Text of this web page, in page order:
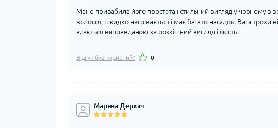
Мене привабила його простота і стильний вигляд у чорному з
волосся, швидко нагрівається і має багато насадок. Вага трохи
здається виправданою за розкішний вигляд і якість.
Відгук був корисний? 0
Маряна Деркач